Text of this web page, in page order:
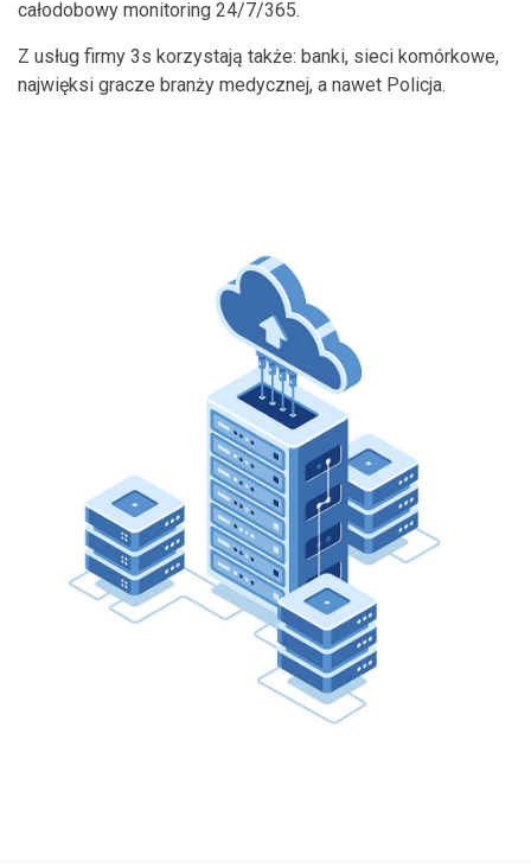
całodobowy monitoring 24/7/365.
Z usług firmy 3s korzystają także: banki, sieci komórkowe,
najwięksi gracze branży medycznej, a nawet Policja.